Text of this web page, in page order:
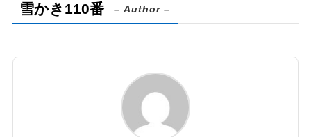
雪かき110番 – Author –